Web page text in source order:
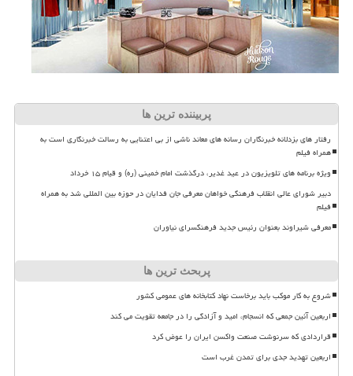
پربیننده ترین ها
رفتار های بزدلانه خبرنگاران رسانه های معاند ناشی از بی اعتنایی به رسالت خبرنگاری است به
همراه فیلم
ویژه برنامه های تلویزیون در عید غدیر، درگذشت امام خمینی (ره) و قیام ۱۵ خرداد
دبیر شورای عالی انقلاب فرهنگی خواهان معرفی جان فدایان در حوزه بین المللی شد به همراه
فیلم
معرفی شیراوند بعنوان رئیس جدید فرهنگسرای نیاوران
پربحث ترین ها
شروع به کار موکب باید برخاست نهاد کتابخانه های عمومی کشور
اربعین آئین جمعی که انسجام، امید و آزادگی را در جامعه تقویت می کند
قراردادی که سرنوشت صنعت واکسن ایران را عوض کرد
اربعین تهدید جدی برای تمدن غرب است